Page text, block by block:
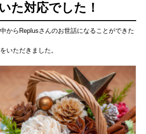
た対応でした！
からReplusさんのお世話になることができた
いただきました。